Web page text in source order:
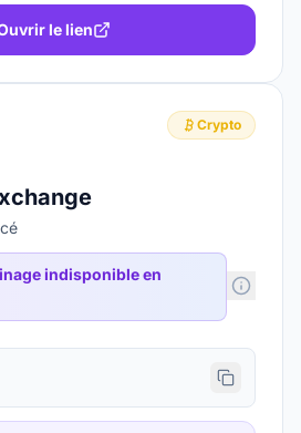
le lien
Crypto
indisponible en